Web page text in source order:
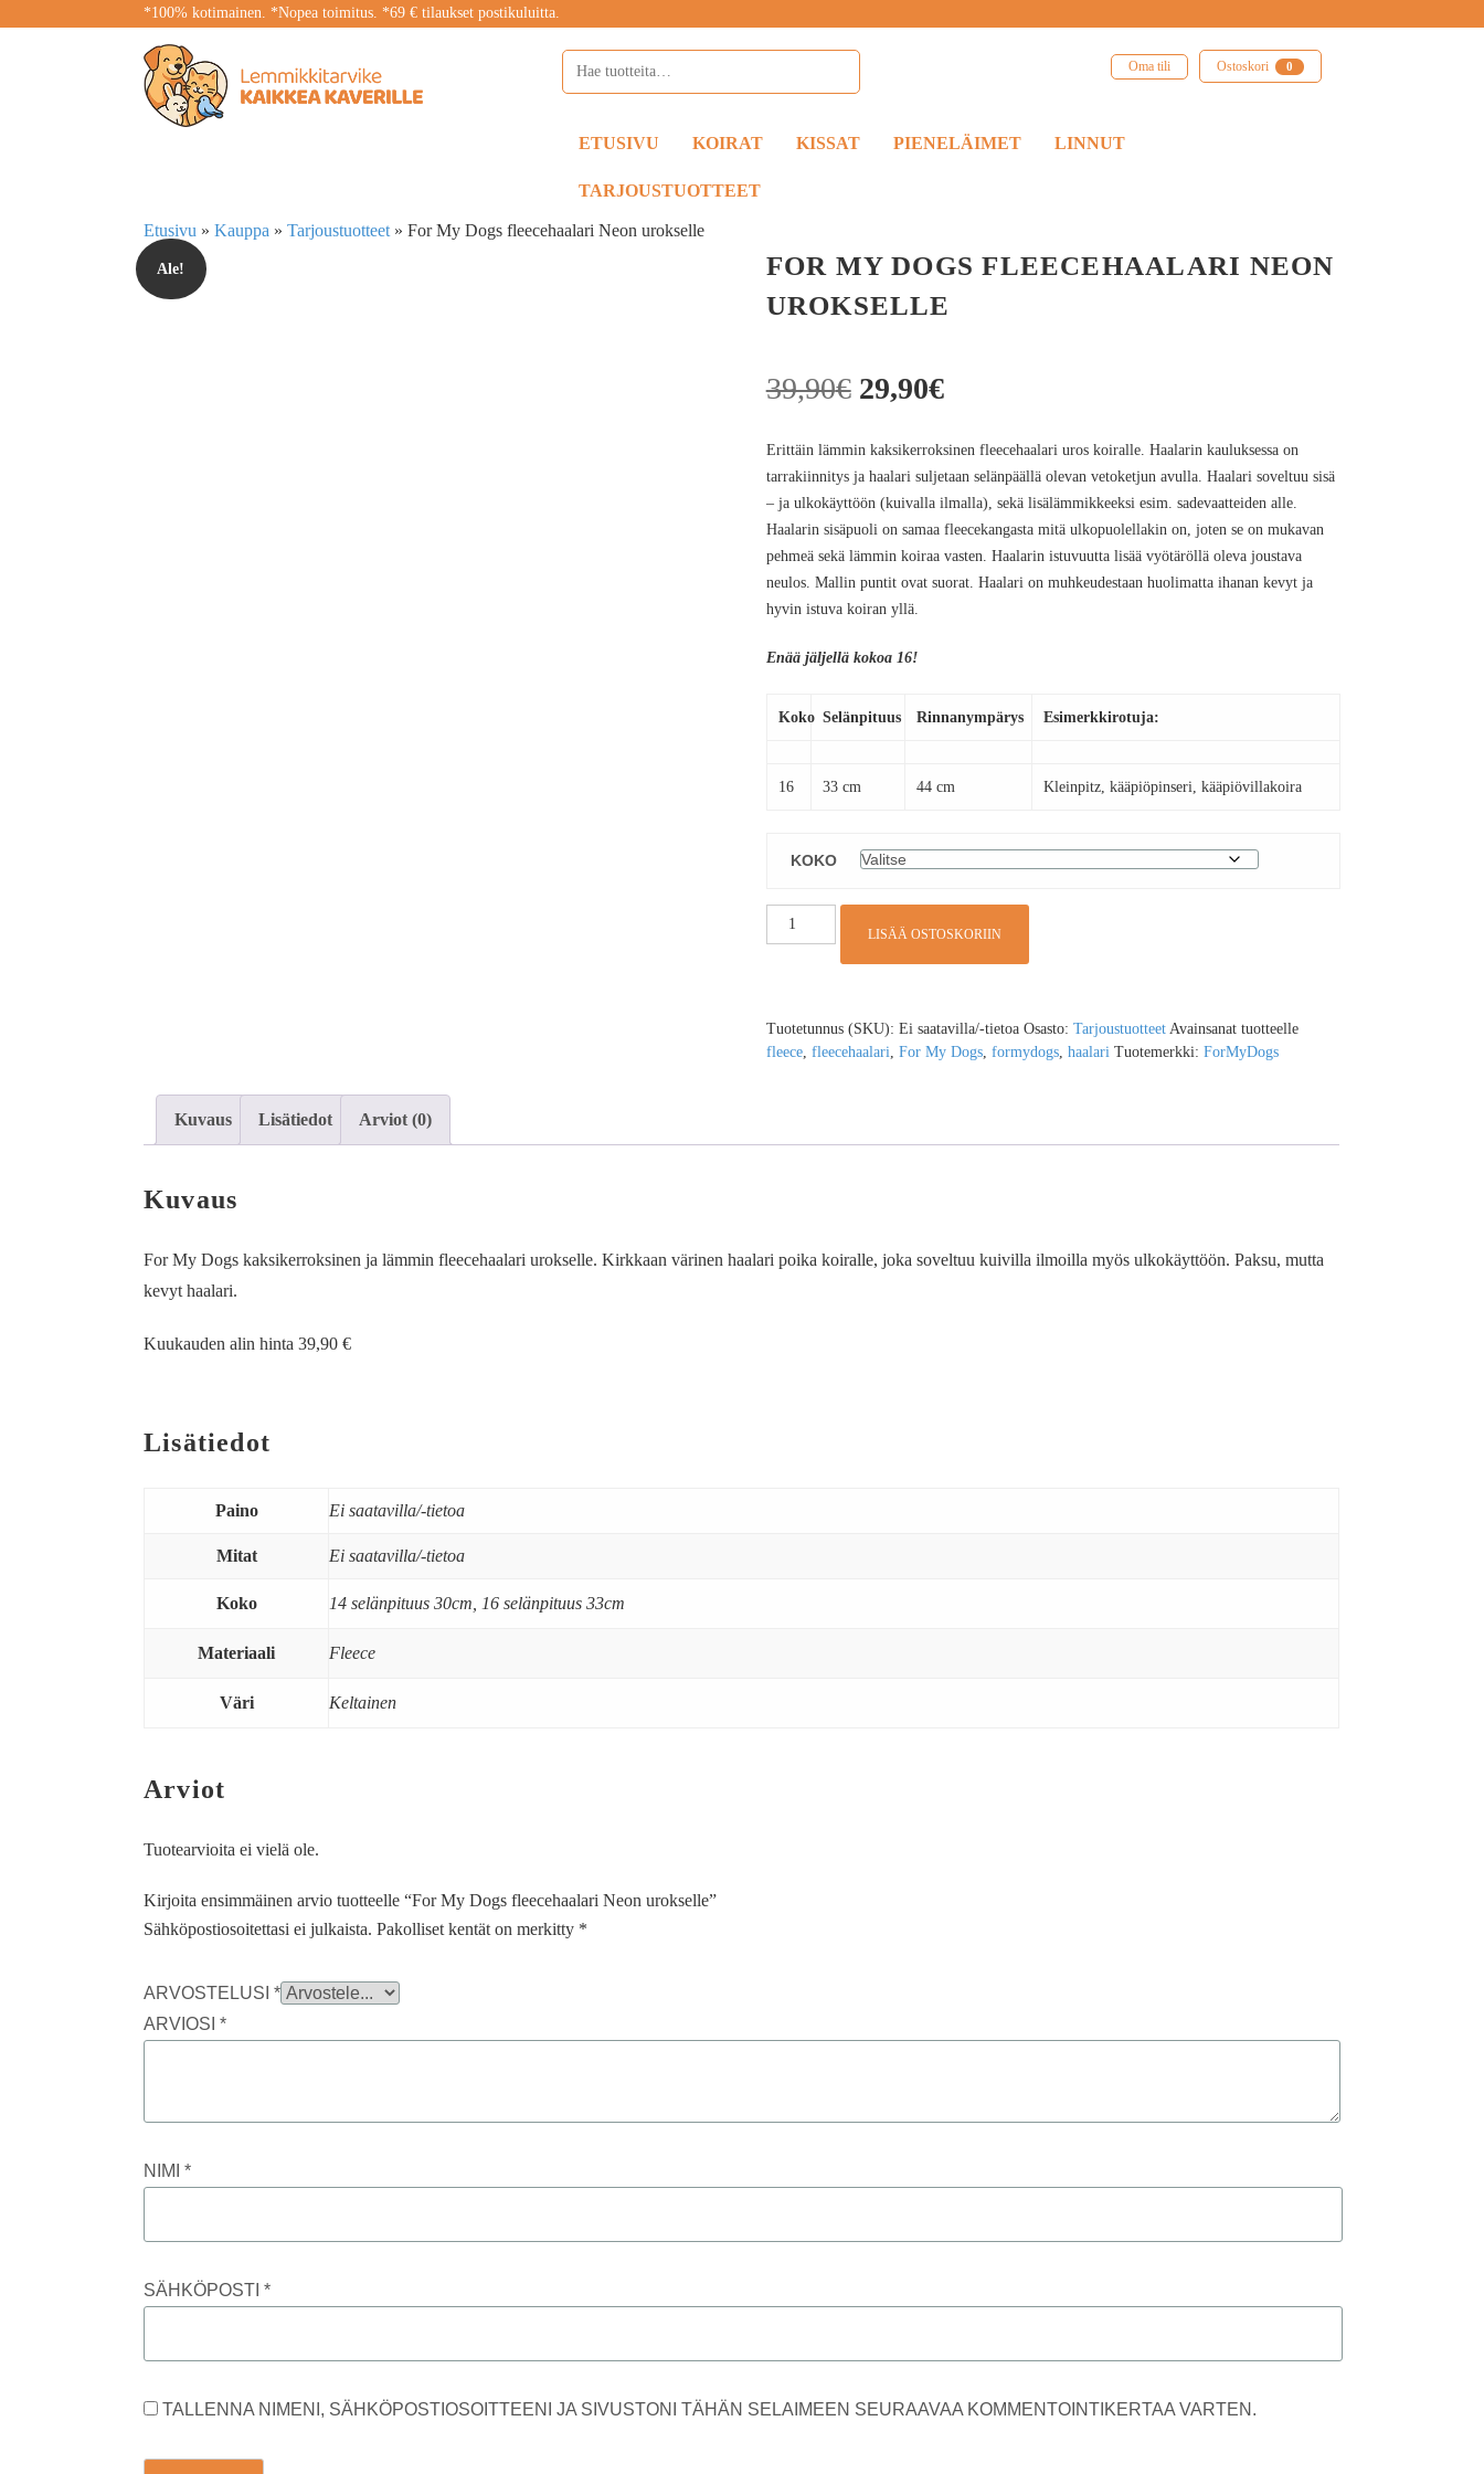
*100% kotimainen. *Nopea toimitus. *69 € tilaukset postikuluitta.
Oma tili Ostoskori 0
ETUSIVU KOIRAT KISSAT PIENELÄIMET LINNUT
TARJOUSTUOTTEET
Etusivu »Kauppa »Tarjoustuotteet »For My Dogs fleecehaalari Neon urokselle
Ale!
FOR MY DOGS FLEECEHAALARI NEON
UROKSELLE
39,90€ 29,90€
Erittäin lämmin kaksikerroksinen fleecehaalari uros koiralle. Haalarin kauluksessa on
tarrakiinnitys ja haalari suljetaan selänpäällä olevan vetoketjun avulla. Haalari soveltuu sisä
– ja ulkokäyttöön (kuivalla ilmalla), sekä lisälämmikkeeksi esim. sadevaatteiden alle.
Haalarin sisäpuoli on samaa fleecekangasta mitä ulkopuolellakin on, joten se on mukavan
pehmeä sekä lämmin koiraa vasten. Haalarin istuvuutta lisää vyötäröllä oleva joustava
neulos. Mallin puntit ovat suorat. Haalari on muhkeudestaan huolimatta ihanan kevyt ja
hyvin istuva koiran yllä.
Enää jäljellä kokoa 16!
Koko Selänpituus Rinnanympärys Esimerkkirotuja:
16 33 cm 44 cm Kleinpitz, kääpiöpinseri, kääpiövillakoira
KOKO
LISÄÄ OSTOSKORIIN
Tuotetunnus (SKU): Ei saatavilla/-tietoa Osasto: Tarjoustuotteet Avainsanat tuotteelle
fleece, fleecehaalari, For My Dogs, formydogs, haalari Tuotemerkki: ForMyDogs
Kuvaus Lisätiedot Arviot (0)
Kuvaus
For My Dogs kaksikerroksinen ja lämmin fleecehaalari urokselle. Kirkkaan värinen haalari poika koiralle, joka soveltuu kuivilla ilmoilla myös ulkokäyttöön. Paksu, mutta
kevyt haalari.
Kuukauden alin hinta 39,90 €
Lisätiedot
Paino Ei saatavilla/-tietoa
Mitat Ei saatavilla/-tietoa
Koko 14 selänpituus 30cm, 16 selänpituus 33cm
Materiaali Fleece
Väri Keltainen
Arviot
Tuotearvioita ei vielä ole.
Kirjoita ensimmäinen arvio tuotteelle “For My Dogs fleecehaalari Neon urokselle”
Sähköpostiosoitettasi ei julkaista. Pakolliset kentät on merkitty *
ARVOSTELUSI*
ARVIOSI*
NIMI*
SÄHKÖPOSTI*
TALLENNA NIMENI, SÄHKÖPOSTIOSOITTEENI JA SIVUSTONI TÄHÄN SELAIMEEN SEURAAVAA KOMMENTOINTIKERTAA VARTEN.